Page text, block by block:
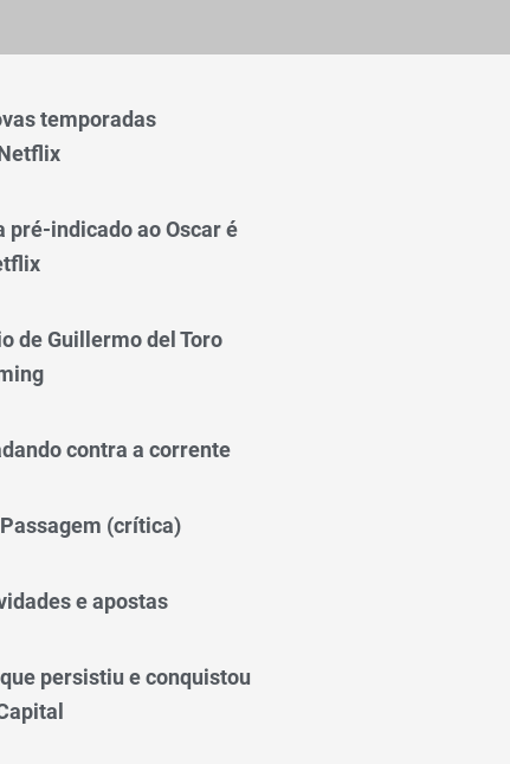
temporadas
pré-indicado ao Oscar é
de Guillermo del Toro
contra a corrente
(crítica)
e apostas
persistiu e conquistou